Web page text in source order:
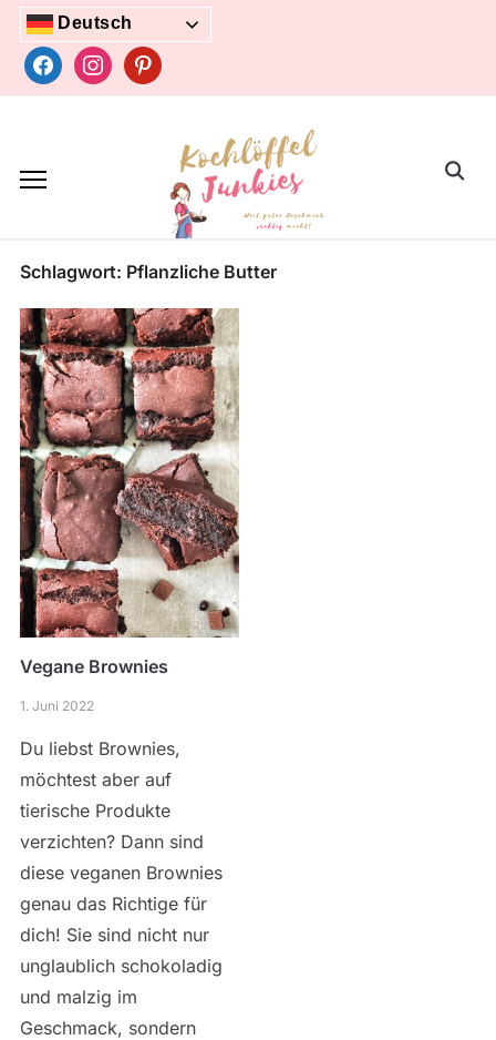
Skip
content
Deutsch
facebookinstagrampinterest
Search
Schlagwort: Pflanzliche Butter
Vegane Brownies
1. Juni 2022
Du liebst Brownies,
möchtest aber auf
tierische Produkte
verzichten? Dann sind
diese veganen Brownies
genau das Richtige für
dich! Sie sind nicht nur
unglaublich schokoladig
und malzig im
Geschmack, sondern